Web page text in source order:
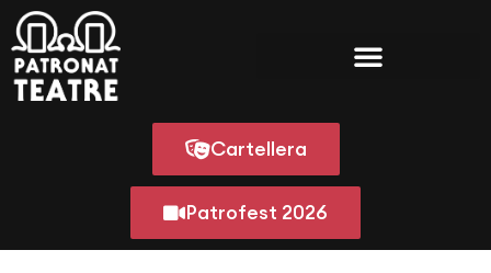
Cartellera
Patrofest 2026